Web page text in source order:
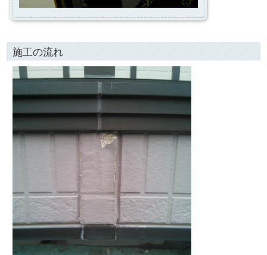
施工の流れ